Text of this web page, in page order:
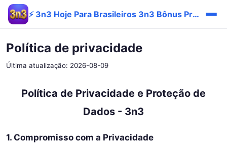
⚡ 3n3 Hoje Para Brasileiros 3n3 Bônus Promo Entrar 🔥
Política de privacidade
Última atualização: 2026-08-09
Política de Privacidade e Proteção de
Dados - 3n3
1. Compromisso com a Privacidade